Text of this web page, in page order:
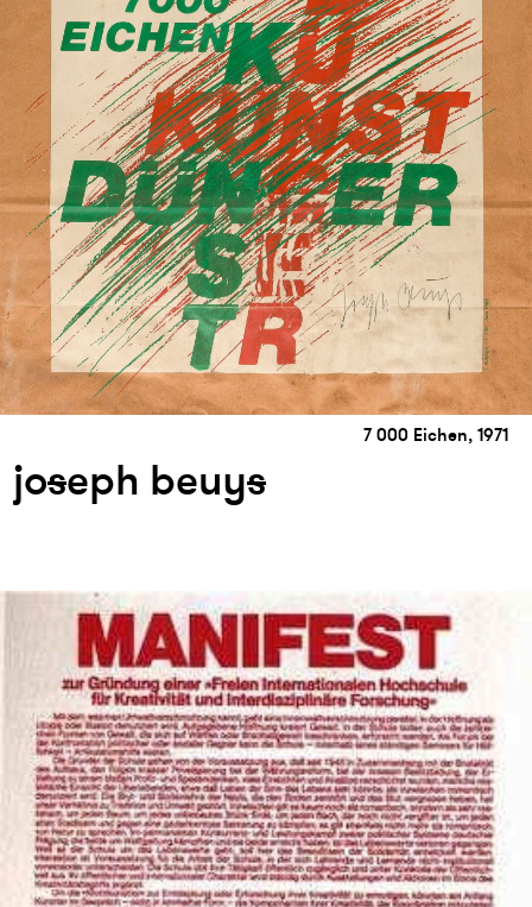
7 000 Eichen, 1971
joseph beuys